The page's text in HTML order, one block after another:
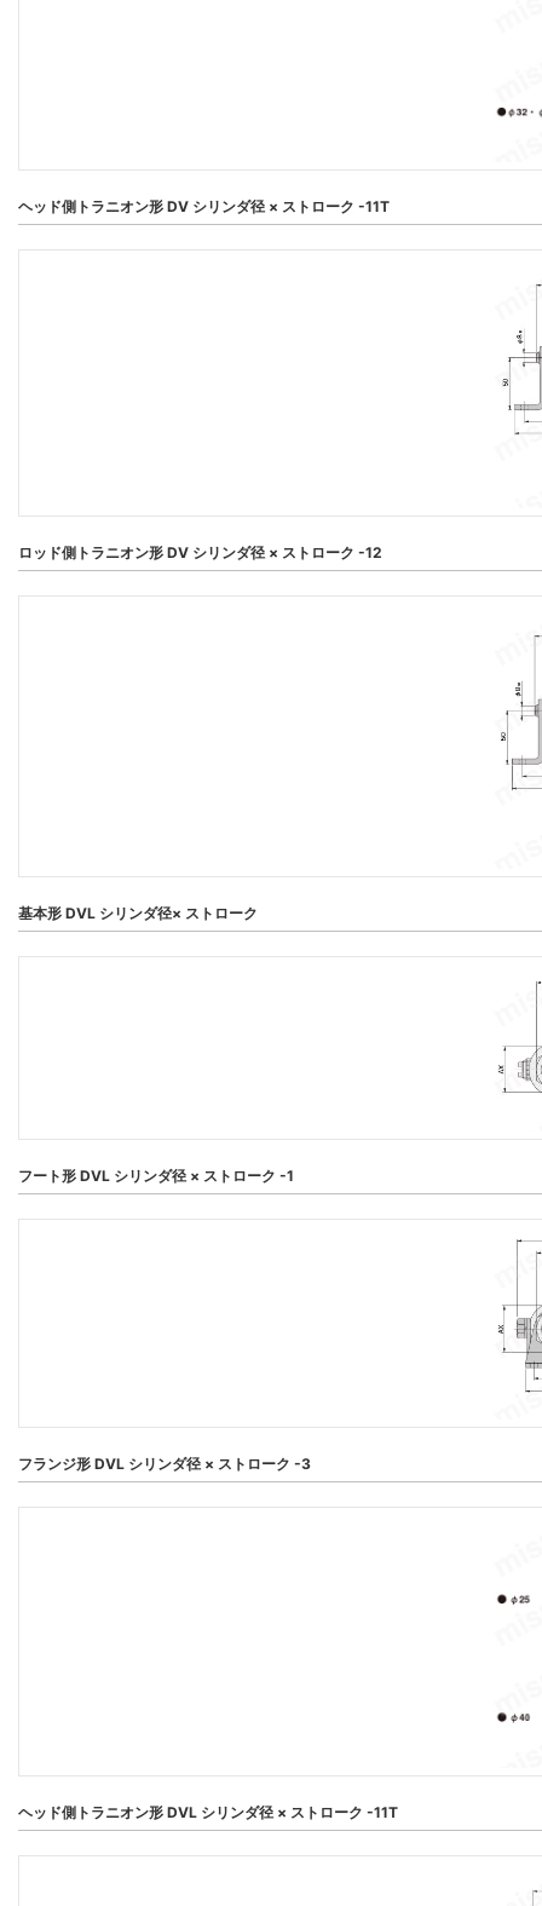
ヘッド側トラニオン形 DV シリンダ径 × ストローク -11T
ロッド側トラニオン形 DV シリンダ径 × ストローク -12
基本形 DVL シリンダ径× ストローク
フート形 DVL シリンダ径 × ストローク -1
フランジ形 DVL シリンダ径 × ストローク -3
ヘッド側トラニオン形 DVL シリンダ径 × ストローク -11T